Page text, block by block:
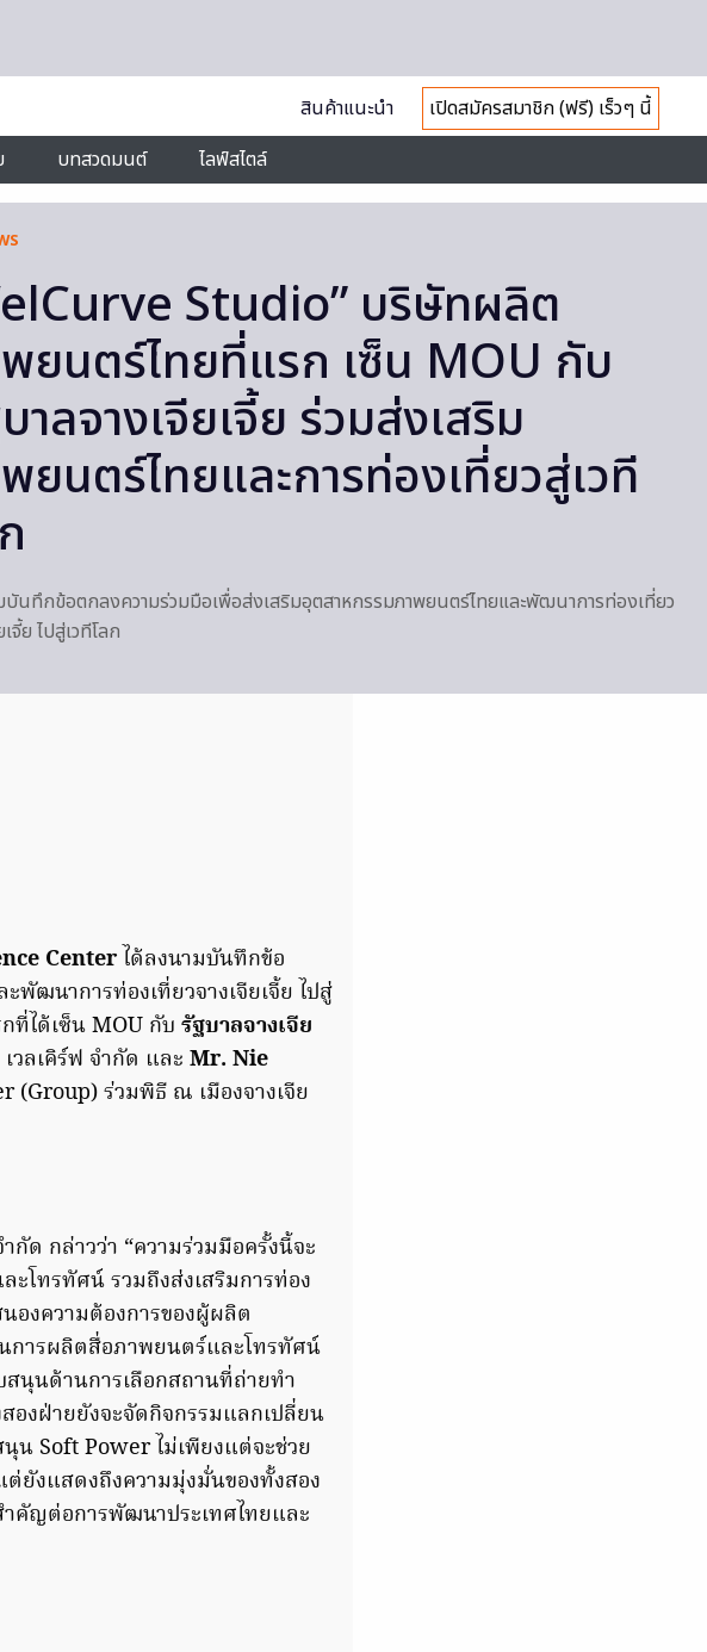
สินค้าแนะนำ
เปิดสมัครสมาชิก (ฟรี) เร็วๆ นี้
บทสวดมนต์ ไลฟ์สไตล์
Studio” บริษัทผลิต
ยนตร์ไทยที่แรก เซ็น MOU กับ
าลจางเจียเจี้ย ร่วมส่งเสริม
ยนตร์ไทยและการท่องเที่ยวสู่เวที
นทึกข้อตกลงความร่วมมือเพื่อส่งเสริมอุตสาหกรรมภาพยนตร์ไทยและพัฒนาการท่องเที่ยว
เจี้ย ไปสู่เวทีโลก
Center ได้ลงนามบันทึกข้อ
ฒนาการท่องเที่ยวจางเจียเจี้ย ไปสู่
ได้เซ็น MOU กับ รัฐบาลจางเจีย
วลเคิร์ฟ จำกัด และ Mr. Nie
ร่วมพิธี ณ เมืองจางเจีย
กัด กล่าวว่า “ความร่วมมือครั้งนี้จะ
โทรทัศน์ รวมถึงส่งเสริมการท่อง
องความต้องการของผู้ผลิต
การผลิตสื่อภาพยนตร์และโทรทัศน์
นุนด้านการเลือกสถานที่ถ่ายทำ
องฝ่ายยังจะจัดกิจกรรมแลกเปลี่ยน
น Soft Power ไม่เพียงแต่จะช่วย
ยังแสดงถึงความมุ่งมั่นของทั้งสอง
คัญต่อการพัฒนาประเทศไทยและ